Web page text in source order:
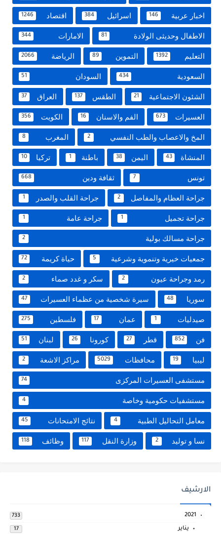
اخبار عربية 146 اسرائيل 384 اقتصاد 1246
الاطفال وحديثى الولادة 81 الامارات 344
التعليم 1392 التموين 89 الرياضة 2066
السعودية 434 السودان 51
الشئون الاجتماعية 21 الطقس 137 العراق 37
العسيرات 673 الفم والاسنان 16 الكويت 356
المخ والاعصاب والطب النفسي 2 المغرب 8
المنشاة 43 اليمن 38 باطنة 1 تركيا 10
تونس 7 ثقافة ودين 668
جراحة العظام والمفاصل 2 جراحة القلب والصدر 1
جراحة تجميل 1 جراحة عامة 1
جراحة مسالك بولية 2
جمعيات خيرية وتنموية وشرعية 5 حياة كريمة 72
رمد وجراحة عيون 2 سكر و غدد صماء 2
سوريا 48 سيرة شخصية من عظماء العسيرات 47
صيدليات 1 عمان 17 فلسطين 275
فن 852 قطر 27 كورونا 26 لبنان 51
ليبيا 19 محافظات 5029 مراكز الاشعة 2
مستشفى العسيرات المركزى 74
مستشفيات حكومية وخاصة 4
معامل التحاليل الطبية 4 نتائج الامتحانات 45
نسا و توليد 2 وزارة النقل 117 وظائف 118
الارشيف
2021
733
يناير 17